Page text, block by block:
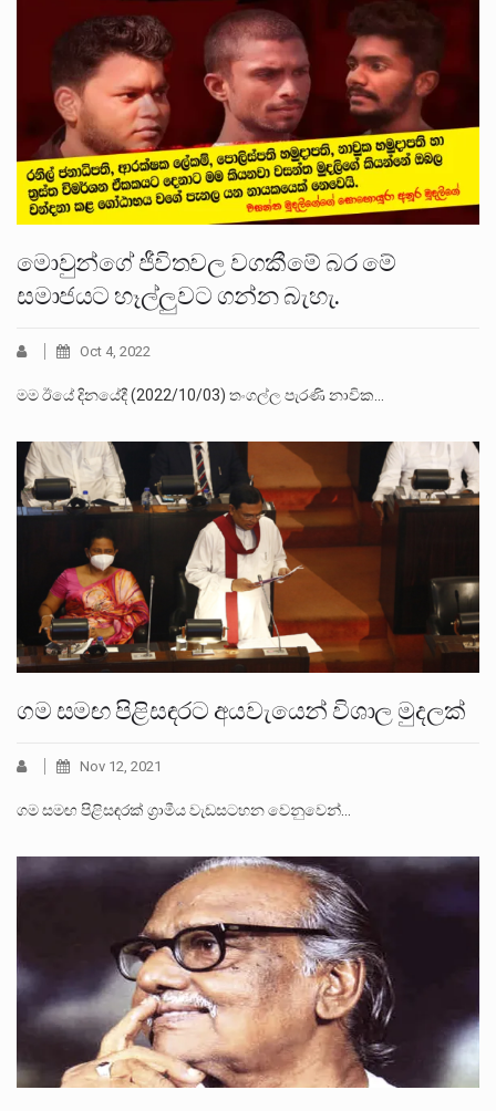
මොවුන්ගේ ජීවිතවල වගකීමේ බර මේ
සමාජයට හෑල්ලුවට ගන්න බැහැ.
Oct 4, 2022
මම ඊයේ දිනයේදී (2022/10/03) තංගල්ල පැරණි නාවික…
ගම සමඟ පිළිසඳරට අයවැයෙන් විශාල මුදලක්
Nov 12, 2021
ගම සමඟ පිළිසඳරක් ග්‍රාමීය වැඩසටහන වෙනුවෙන්…